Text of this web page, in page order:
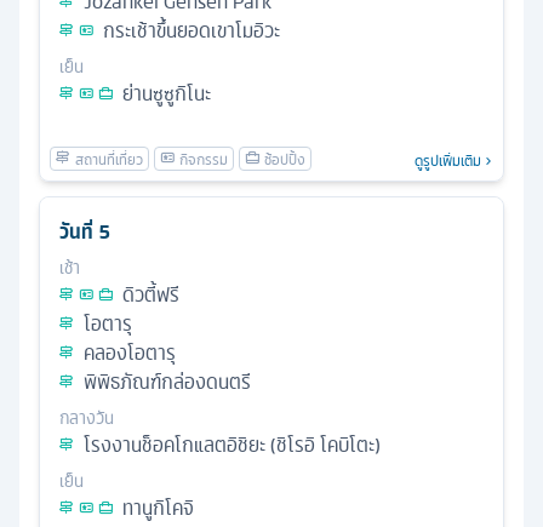
กระเช้าขึ้นยอดเขาโมอิวะ
เย็น
ย่านซูซูกิโนะ
ดูรูปเพิ่มเติม
วันที่ 5
เช้า
ดิวตี้ฟรี
โอตารุ
คลองโอตารุ
พิพิธภัณฑ์กล่องดนตรี
กลางวัน
โรงงานช็อคโกแลตอิชิยะ (ชิโรอิ โคบิโตะ)
เย็น
ทานูกิโคจิ